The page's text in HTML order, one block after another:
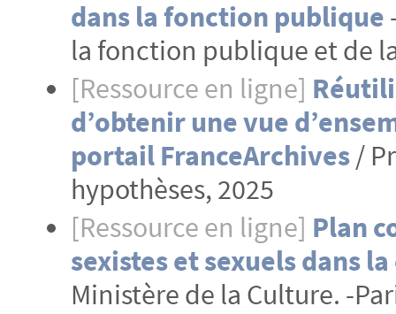
dans la fonction publique
la fonction publique et de
[Ressource en ligne]
d’obtenir une vue
portail FranceArchives/
hypothèses, 2025
[Ressource en ligne] Plan
sexistes et sexuels dans
Ministère de la Culture. -